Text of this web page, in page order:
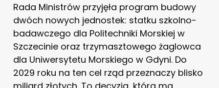
Rada Ministrów przyjęła program budowy
dwóch nowych jednostek: statku szkolno-
badawczego dla Politechniki Morskiej w
Szczecinie oraz trzymasztowego żaglowca
dla Uniwersytetu Morskiego w Gdyni. Do
2029 roku na ten cel rząd przeznaczy blisko